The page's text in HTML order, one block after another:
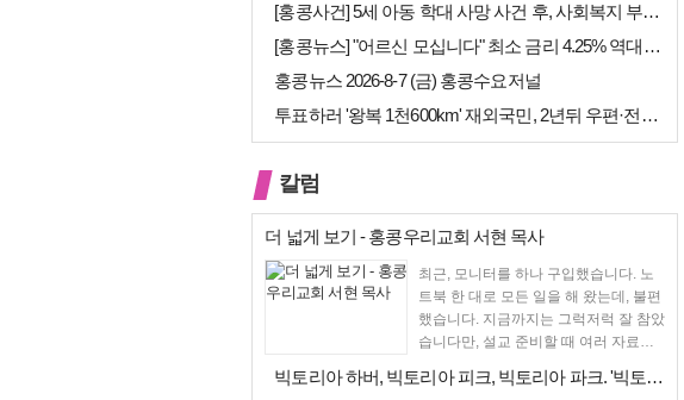
[홍콩사건] 5세 아동 학대 사망 사건 후, 사회복지 부서에 내부 검토 …
[홍콩뉴스] "어르신 모십니다" 최소 금리 4.25% 역대급 혜택, 홍콩…
홍콩뉴스 2026-8-7 (금) 홍콩수요저널
투표하러 '왕복 1천600km' 재외국민, 2년뒤 우편·전자투표 할까
칼럼
더 넓게 보기 - 홍콩우리교회 서현 목사
최근, 모니터를 하나 구입했습니다. 노
트북 한 대로 모든 일을 해 왔는데, 불편
했습니다. 지금까지는 그럭저럭 잘 참았
습니다만, 설교 준비할 때 여러 자료를
빅토리아 하버, 빅토리아 피크, 빅토리아 파크. '빅토리아’의 이름은 어…